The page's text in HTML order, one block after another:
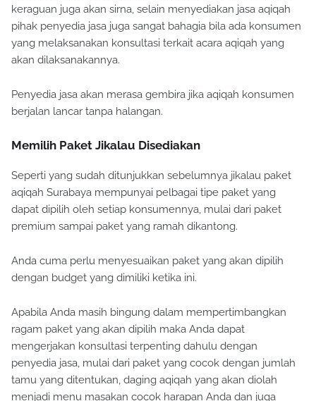
keraguan juga akan sirna, selain menyediakan jasa aqiqah
pihak penyedia jasa juga sangat bahagia bila ada konsumen
yang melaksanakan konsultasi terkait acara aqiqah yang
akan dilaksanakannya.
Penyedia jasa akan merasa gembira jika aqiqah konsumen
berjalan lancar tanpa halangan.
Memilih Paket Jikalau Disediakan
Seperti yang sudah ditunjukkan sebelumnya jikalau paket
aqiqah Surabaya mempunyai pelbagai tipe paket yang
dapat dipilih oleh setiap konsumennya, mulai dari paket
premium sampai paket yang ramah dikantong.
Anda cuma perlu menyesuaikan paket yang akan dipilih
dengan budget yang dimiliki ketika ini.
Apabila Anda masih bingung dalam mempertimbangkan
ragam paket yang akan dipilih maka Anda dapat
mengerjakan konsultasi terpenting dahulu dengan
penyedia jasa, mulai dari paket yang cocok dengan jumlah
tamu yang ditentukan, daging aqiqah yang akan diolah
menjadi menu masakan cocok harapan Anda dan juga